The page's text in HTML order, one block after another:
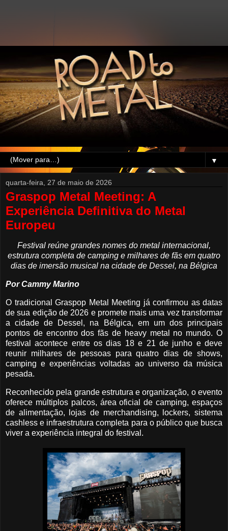
▼
quarta-feira, 27 de maio de 2026
Graspop Metal Meeting: A
Experiência Definitiva do Metal
Europeu
Festival reúne grandes nomes do metal internacional,
estrutura completa de camping e milhares de fãs em quatro
dias de imersão musical na cidade de Dessel, na Bélgica
Por Cammy Marino
O tradicional Graspop Metal Meeting já confirmou as datas
de sua edição de 2026 e promete mais uma vez transformar
a cidade de Dessel, na Bélgica, em um dos principais
pontos de encontro dos fãs de heavy metal no mundo. O
festival acontece entre os dias 18 e 21 de junho e deve
reunir milhares de pessoas para quatro dias de shows,
camping e experiências voltadas ao universo da música
pesada.
Reconhecido pela grande estrutura e organização, o evento
oferece múltiplos palcos, área oficial de camping, espaços
de alimentação, lojas de merchandising, lockers, sistema
cashless e infraestrutura completa para o público que busca
viver a experiência integral do festival.